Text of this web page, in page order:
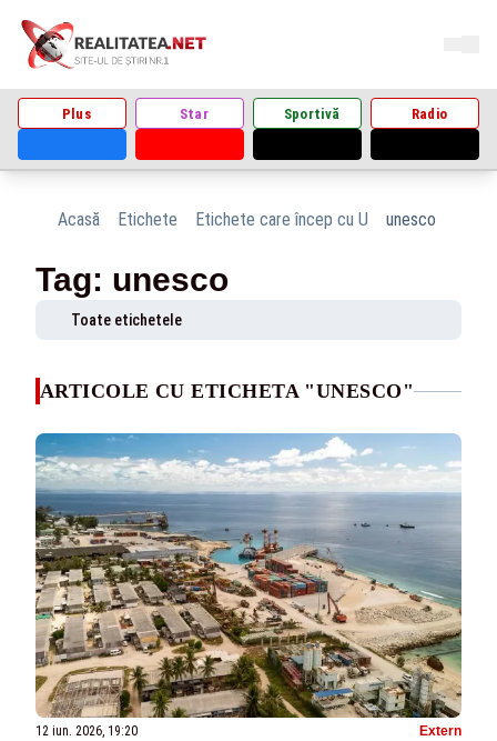
Plus Star Sportivă Radio
Acasă Etichete Etichete care încep cu U unesco
Tag: unesco
Toate etichetele
ARTICOLE CU ETICHETA "UNESCO"
12 iun. 2026, 19:20 Extern